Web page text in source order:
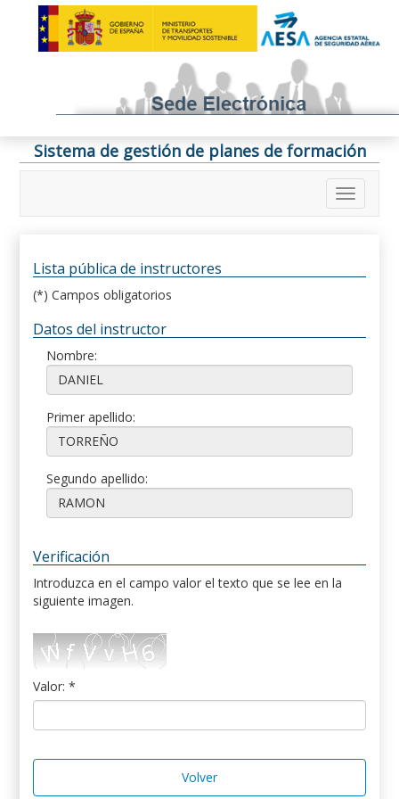
Sistema de gestión de planes de formación
Lista pública de instructores
(*) Campos obligatorios
Datos del instructor
Nombre:
Primer apellido:
Segundo apellido:
Verificación
Introduzca en el campo valor el texto que se lee en la
siguiente imagen.
Valor: *
Volver